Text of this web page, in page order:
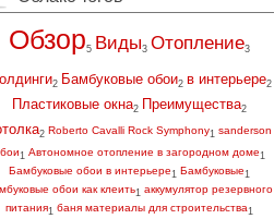
Обзор5 Виды3 Отопление3
2 Бамбуковые обои2 в интерьере2
Пластиковые окна2 Преимущества2
2 Roberto Cavalli Rock Symphony1 sanderson
1 Автономное отопление в загородном доме 1
Бамбуковые обои в интерьере 1 Бамбуковые 1
обои как клеить1 аккумулятор резервного
питания1 баня материалы для строительства 1